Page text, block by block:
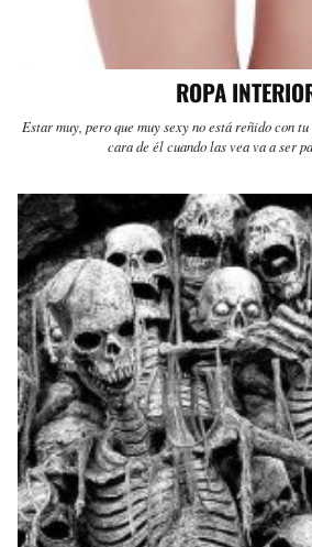
ROPA
Estar muy, pero que muy sexy no está reñido con
cara de él cuando las vea va a ser